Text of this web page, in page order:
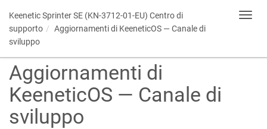
Keenetic Sprinter SE (KN-3712-01-EU) Centro di
supporto
Aggiornamenti di KeeneticOS — Canale di
sviluppo
Aggiornamenti di
KeeneticOS — Canale di
sviluppo